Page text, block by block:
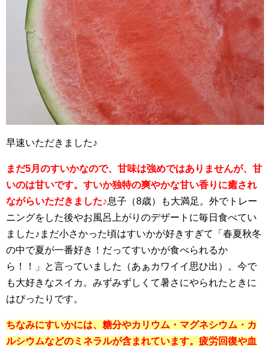
早速いただきました♪
まだ5月のすいかなので、甘味は強めではありませんが、甘
いのは甘いです。すいか独特の爽やかな甘い香りに癒され
ながらいただきました♪息子（8歳）も大満足。外でトレー
ニングをした後やお風呂上がりのデザートに毎日食べてい
ました♪まだ小さかった頃はすいかが好きすぎて「春夏秋冬
の中で夏が一番好き！だってすいかが食べられるか
ら！！」と言っていました（あぁカワイイ思ひ出）。今で
も大好きなスイカ。みずみずしくて暑さにやられたときに
はぴったりです。
ちなみにすいかには、糖分やカリウム・マグネシウム・カ
ルシウムなどのミネラルが含まれています。疲労回復や血